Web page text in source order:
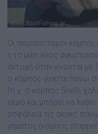
Οι περισσότεροι
ή το µάτι ενός
αντοχή όταν γίνονται
ο κόµπος γίνεται πάνω
(π.χ. ο κόµπος Snell),
νερό και µπορεί να
ασφάλεια τις άκρες
νήµατος (κόµπος